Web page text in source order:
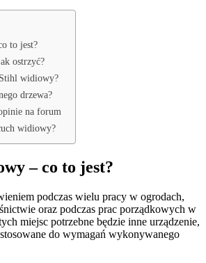
to jest?
ostrzyć?
widiowy?
drzewa?
na forum
widiowy?
– co to jest?
podczas wielu pracy w ogrodach,
oraz podczas prac porządkowych w
miejsc potrzebne będzie inne urządzenie,
do wymagań wykonywanego